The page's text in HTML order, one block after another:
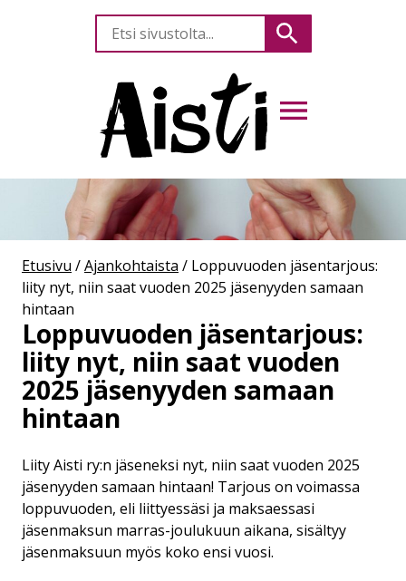
Etsi
sivustolta
Etusivu /Ajankohtaista / Loppuvuoden jäsentarjous:
liity nyt, niin saat vuoden 2025 jäsenyyden samaan
hintaan
Loppuvuoden jäsentarjous:
liity nyt, niin saat vuoden
2025 jäsenyyden samaan
hintaan
Liity Aisti ry:n jäseneksi nyt, niin saat vuoden 2025
jäsenyyden samaan hintaan! Tarjous on voimassa
loppuvuoden, eli liittyessäsi ja maksaessasi
jäsenmaksun marras-joulukuun aikana, sisältyy
jäsenmaksuun myös koko ensi vuosi.